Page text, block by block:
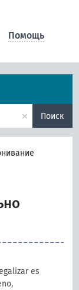
Помощь
× Поиск
es